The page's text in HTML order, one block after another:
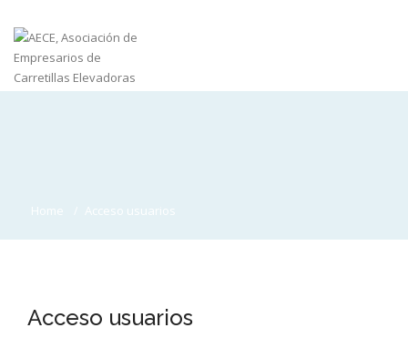
Home Acceso usuarios
Acceso usuarios